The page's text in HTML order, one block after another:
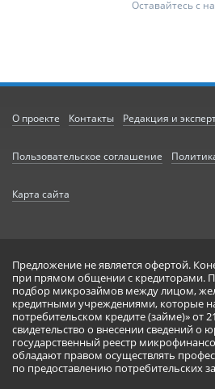
Оставайтесь с
О проекте Контакты Редакция и
Пользовательское соглашение
Карта сайта
Предложение не является офертой.
при прямом общении с кредиторами.
подбор микрозаймов между лицом,
кредитными учреждениями, которые
потребительском кредите (займе)» от
свидетельство о внесении сведений о
государственный реестр
обладают правом осуществлять
по предоставлению потребительских